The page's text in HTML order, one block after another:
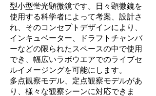
型小型蛍光顕微鏡です。日々顕微鏡を
使用する科学者によって考案、設計さ
れ、そのコンセプトデザインにより、
インキュベーター、ドラフトチャンバ
ーなどの限られたスペースの中で使用
でき、幅広いラボウエアでのライブセ
ルイメージングを可能にします。
多点観察モデル、定点観察モデルがあ
り、様々な観察シーンに対応できま